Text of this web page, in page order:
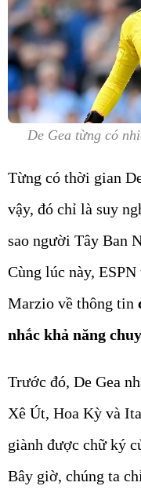
De Gea từng có
Từng có thời gian
vậy, đó chỉ là suy
sao người Tây Ban
Cùng lúc này,
Marzio về thông tin
nhắc khả năng
Trước đó, De Gea
Xê Út, Hoa Kỳ và
giành được chữ ký
Bây giờ, chúng ta